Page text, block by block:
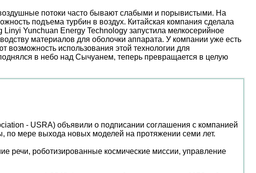
потоки часто бывают слабыми и порывистыми. На
подъема турбин в воздух. Китайская компания сделала
Yunchuan Energy Technology запустила мелкосерийное
материалов для оболочки аппарата. У компании уже есть
использования этой технологии для
в небо над Сычуанем, теперь превращается в целую
- USRA) объявили о подписании соглашения с компанией
по мере выхода новых моделей на протяжении семи лет.
речи, роботизированные космические миссии, управление